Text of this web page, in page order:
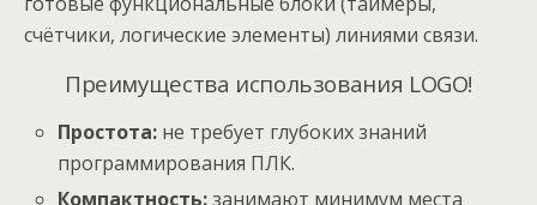
счётчики, логические элементы) линиями связи.
Преимущества использования LOGO!
Простота: не требует глубоких знаний
программирования ПЛК.
Компактность:занимают минимум места